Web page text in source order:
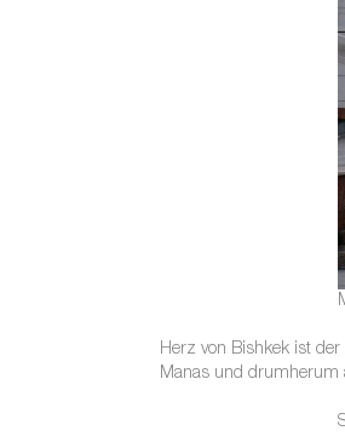
Herz von Bishkek ist
Manas und drumherum